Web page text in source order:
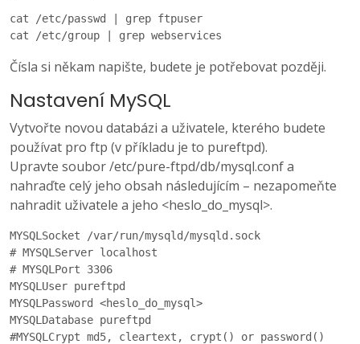
cat /etc/passwd | grep ftpuser
cat /etc/group | grep webservices
Čísla si někam napište, budete je potřebovat později.
Nastavení MySQL
Vytvořte novou databázi a uživatele, kterého budete
používat pro ftp (v příkladu je to pureftpd).
Upravte soubor /etc/pure-ftpd/db/mysql.conf a
nahraďte celý jeho obsah následujícím – nezapomeňte
nahradit uživatele a jeho <heslo_do_mysql>.
MYSQLSocket /var/run/mysqld/mysqld.sock
# MYSQLServer localhost
# MYSQLPort 3306
MYSQLUser pureftpd
MYSQLPassword <heslo_do_mysql>
MYSQLDatabase pureftpd
#MYSQLCrypt md5, cleartext, crypt() or password()